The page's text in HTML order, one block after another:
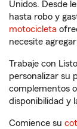
Unidos. Desde
hasta robo y
motocicleta
necesite
Trabaje con
personalizar su
complementos
disponibilidad y
Comience su